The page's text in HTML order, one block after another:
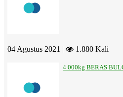
04 Agustus 2021 | 1.880 Kali
4.000kg BERAS